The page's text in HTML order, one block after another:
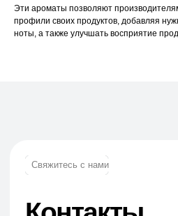
Эти ароматы позволяют
профили своих продуктов, добавляя
ноты, а также улучшать восприятие
trade.prime@mail.ru
+7 (927) 911-53-50
+7 (965) 881-85-55